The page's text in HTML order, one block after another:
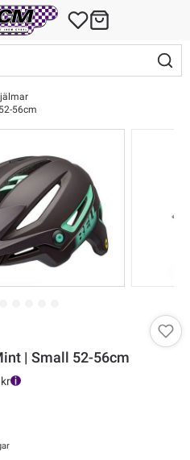
56cm
| Small 52-56cm